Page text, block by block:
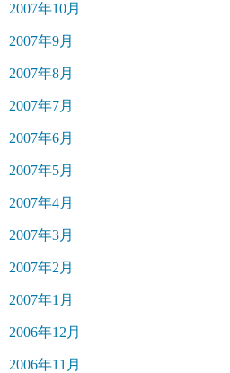
2007年10月
2007年9月
2007年8月
2007年7月
2007年6月
2007年5月
2007年4月
2007年3月
2007年2月
2007年1月
2006年12月
2006年11月